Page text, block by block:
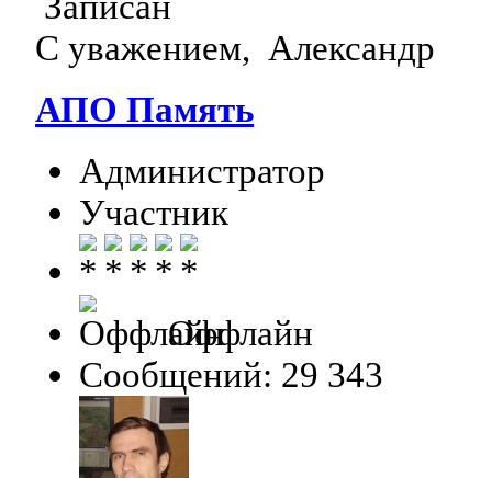
С уважением, Александр
АПО Память
Администратор
Участник
Оффлайн
Сообщений: 29 343